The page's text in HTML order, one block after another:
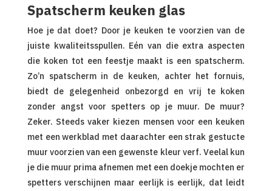
Spatscherm keuken glas
Hoe je dat doet? Door je keuken te voorzien van de
juiste kwaliteitsspullen. Eén van die extra aspecten
die koken tot een feestje maakt is een spatscherm.
Zo’n spatscherm in de keuken, achter het fornuis,
biedt de gelegenheid onbezorgd en vrij te koken
zonder angst voor spetters op je muur. De muur?
Zeker. Steeds vaker kiezen mensen voor een keuken
met een werkblad met daarachter een strak gestucte
muur voorzien van een gewenste kleur verf. Veelal kun
je die muur prima afnemen met een doekje mochten er
spetters verschijnen maar eerlijk is eerlijk, dat leidt